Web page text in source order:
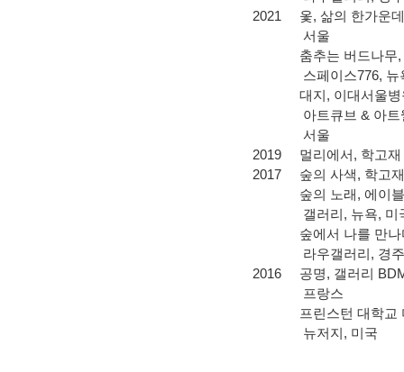
2021
옻, 삶의 한가운데
서울
춤추는 버드나무,
스페이스776, 뉴
대지, 이대서울병
아트큐브 & 아트
서울
2019
멀리에서, 학고
2017
숲의 사색, 학고재
숲의 노래, 에이
갤러리, 뉴욕, 미
숲에서 나를 만나
라우갤러리, 경주
2016
공명, 갤러리
프랑스
프린스턴 대학교
뉴저지, 미국